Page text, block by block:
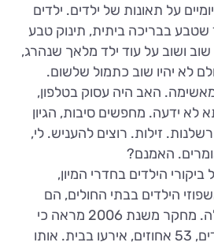
על תאונות של ילדים. ילדים
שטבע בבריכה ביתית, תינוק טבע
ושוב על עוד ילד מלאך שנהרג,
לא יהיו שוב כתמול שלשום.
האב היה עסוק בטלפון,
ידעה. מחפשים סיבות, הגיון
זילות. רוצים להעניש. לי,
האמנם?
הילדים בחדרי המיון,
הילדים בבתי החולים, הם
בעקבות תאונות שכאלה. מחקר משנת 2006 מראה כי
מתוך כלל תאונות הילדים, 53 אחוזים, אירעו בבית. אותו